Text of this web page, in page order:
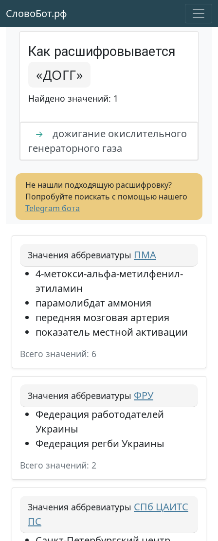
СловоБот.рф
Как расшифровывается
«ДОГГ»
Найдено значений: 1
→
дожигание окислительного
генераторного газа
Не нашли подходящую расшифровку?
Попробуйте поискать с помощью нашего
Telegram бота
Значения аббревиатуры ПМА
4-метокси-альфа-метилфенил-
этиламин
парамолибдат аммония
передняя мозговая артерия
показатель местной активации
Всего значений: 6
Значения аббревиатуры ФРУ
Федерация работодателей
Украины
Федерация регби Украины
Всего значений: 2
Значения аббревиатуры СПб ЦАИТС
ПС